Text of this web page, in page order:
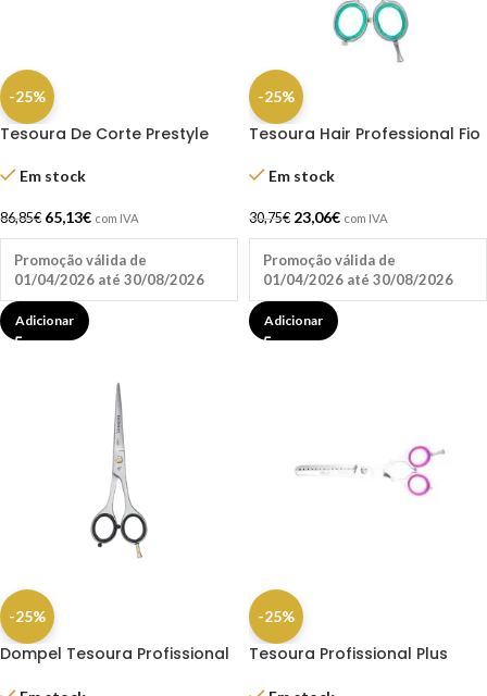
-25%
Tesoura De Corte Prestyle
Em stock
86,85€ 65,13€ com IVA
Promoção válida de
01/04/2026 até 30/08/2026
Adicionar
-25%
Tesoura Hair Professional Fio
Em stock
30,75€ 23,06€ com IVA
Promoção válida de
01/04/2026 até 30/08/2026
Adicionar
-25%
Dompel Tesoura Profissional
-25%
Tesoura Profissional Plus